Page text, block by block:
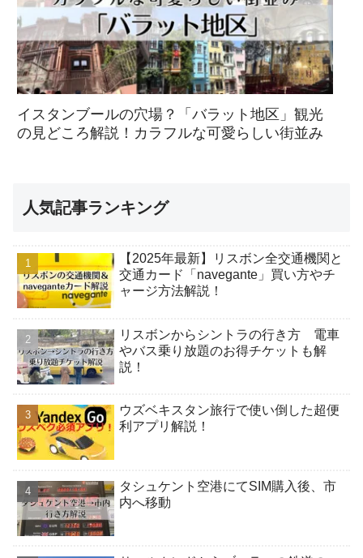
イスタンブールの穴場？「バラット地区」観光
の見どころ解説！カラフルな可愛らしい街並み
人気記事ランキング
【2025年最新】リスボン全交通機関と
交通カード「navegante」買い方やチ
ャージ方法解説！
リスボンからシントラの行き方 電車
やバス乗り放題のお得チケットも解
説！
ウズベキスタン旅行で使い倒した超便
利アプリ解説！
タシュケント空港にてSIM購入後、市
内へ移動